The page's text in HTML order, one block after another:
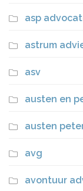
asp
astrum
asv
austen en
austen
avg
avontuur